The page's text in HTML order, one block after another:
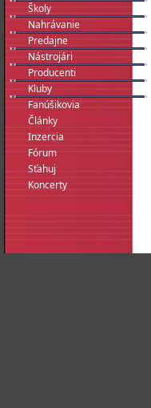
Školy
Nahrávanie
Predajne
Nástrojári
Producenti
Kluby
Fanúšikovia
Články
Inzercia
Fórum
Sťahuj
Koncerty